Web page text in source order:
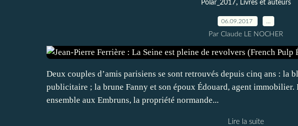
Polar_2017 Livres et auteurs
06.09.2017
Par Claude LE NOCHER
Deux couples d’amis parisiens se sont retrouvés depuis cinq ans : la
publicitaire ; la brune Fanny et son époux Édouard, agent immobilier.
ensemble aux Embruns, la propriété normande...
Lire la suite